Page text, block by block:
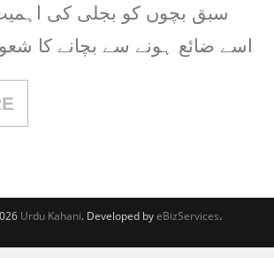
سبق بچوں کو بجلی کی
اسے ضائع ہونے سے بچانے کا
Urdu Kahani. Developed byeBizServices.